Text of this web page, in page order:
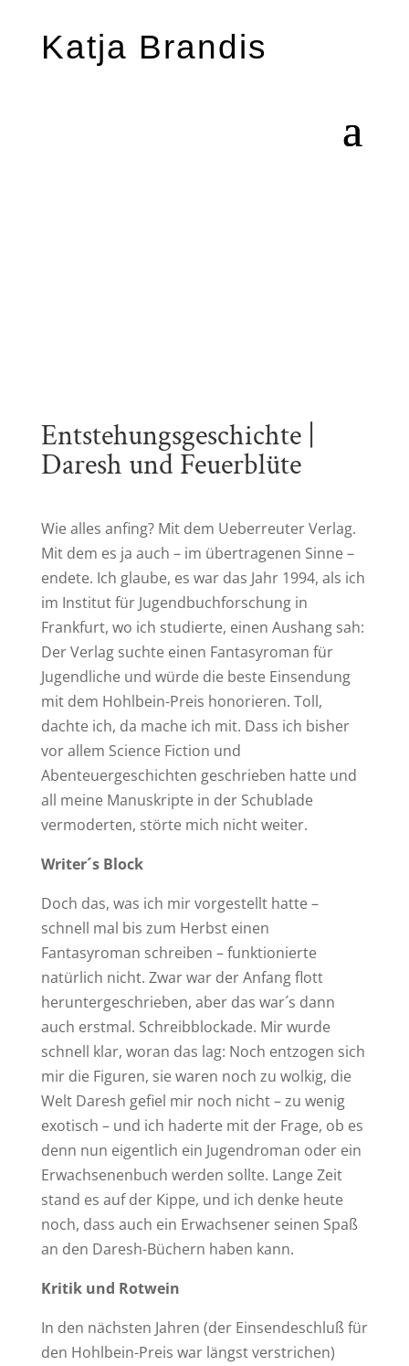
Katja Brandis
Entstehungsgeschichte |
Daresh und Feuerblüte
Wie alles anfing? Mit dem Ueberreuter Verlag.
Mit dem es ja auch – im übertragenen Sinne –
endete. Ich glaube, es war das Jahr 1994, als ich
im Institut für Jugendbuchforschung in
Frankfurt, wo ich studierte, einen Aushang sah:
Der Verlag suchte einen Fantasyroman für
Jugendliche und würde die beste Einsendung
mit dem Hohlbein-Preis honorieren. Toll,
dachte ich, da mache ich mit. Dass ich bisher
vor allem Science Fiction und
Abenteuergeschichten geschrieben hatte und
all meine Manuskripte in der Schublade
vermoderten, störte mich nicht weiter.
Writer´s Block
Doch das, was ich mir vorgestellt hatte –
schnell mal bis zum Herbst einen
Fantasyroman schreiben – funktionierte
natürlich nicht. Zwar war der Anfang flott
heruntergeschrieben, aber das war´s dann
auch erstmal. Schreibblockade. Mir wurde
schnell klar, woran das lag: Noch entzogen sich
mir die Figuren, sie waren noch zu wolkig, die
Welt Daresh gefiel mir noch nicht – zu wenig
exotisch – und ich haderte mit der Frage, ob es
denn nun eigentlich ein Jugendroman oder ein
Erwachsenenbuch werden sollte. Lange Zeit
stand es auf der Kippe, und ich denke heute
noch, dass auch ein Erwachsener seinen Spaß
an den Daresh-Büchern haben kann.
Kritik und Rotwein
In den nächsten Jahren (der Einsendeschluß für
den Hohlbein-Preis war längst verstrichen)